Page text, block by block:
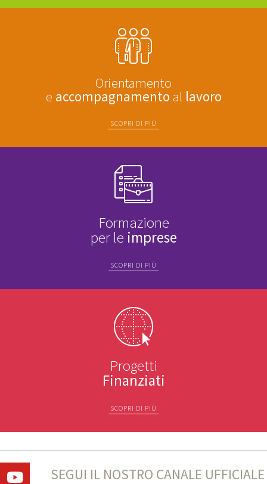
Orientamento
e accompagnamento al lavoro
SCOPRI DI PIÙ
Formazione
per le imprese
SCOPRI DI PIÙ
Progetti
Finanziati
SCOPRI DI PIÙ
SEGUI IL NOSTRO CANALE UFFICIALE